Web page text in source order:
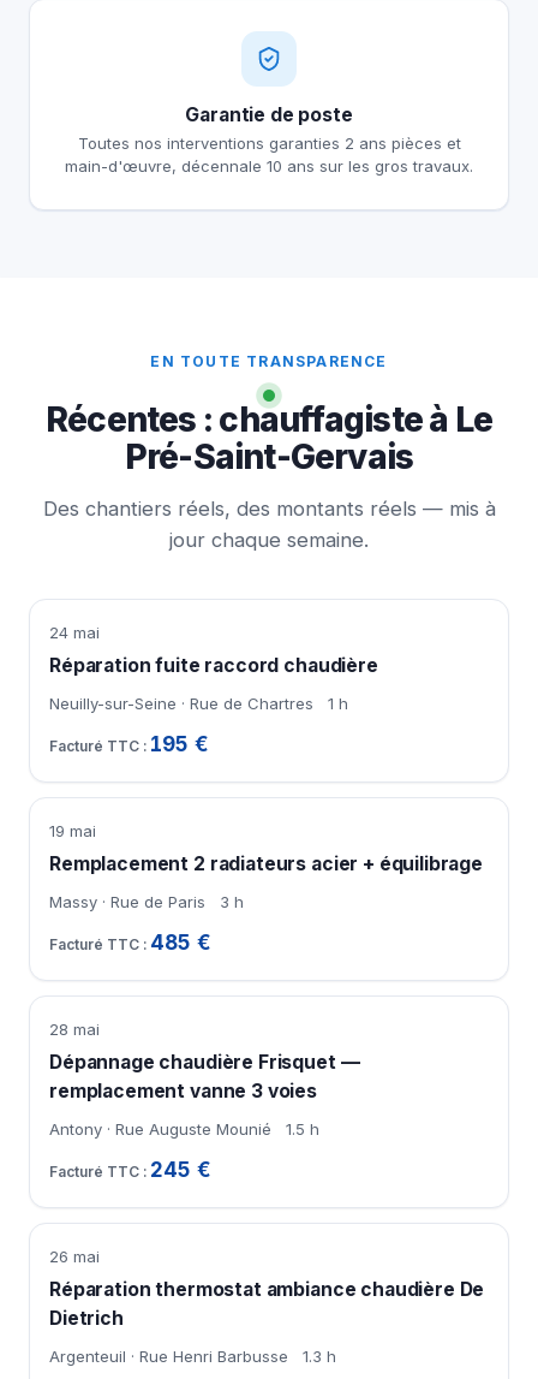
Garantie de poste
Toutes nos interventions garanties 2 ans pièces et
main-d'œuvre, décennale 10 ans sur les gros travaux.
EN TOUTE TRANSPARENCE
Récentes : chauffagiste à Le
Pré-Saint-Gervais
Des chantiers réels, des montants réels — mis à
jour chaque semaine.
24 mai
Réparation fuite raccord chaudière
Neuilly-sur-Seine · Rue de Chartres 1 h
195 €
19 mai
Remplacement 2 radiateurs acier + équilibrage
Massy · Rue de Paris 3 h
485 €
28 mai
Dépannage chaudière Frisquet —
remplacement vanne 3 voies
Antony · Rue Auguste Mounié 1.5 h
245 €
26 mai
Réparation thermostat ambiance chaudière De
Dietrich
Argenteuil · Rue Henri Barbusse 1.3 h